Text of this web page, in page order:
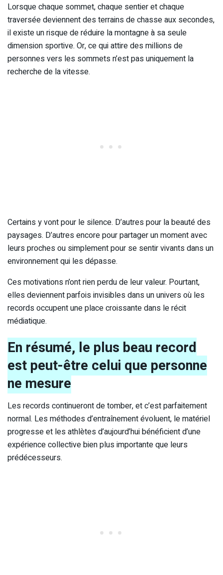
Lorsque chaque sommet, chaque sentier et chaque
traversée deviennent des terrains de chasse aux secondes,
il existe un risque de réduire la montagne à sa seule
dimension sportive. Or, ce qui attire des millions de
personnes vers les sommets n’est pas uniquement la
recherche de la vitesse.
Certains y vont pour le silence. D’autres pour la beauté des
paysages. D’autres encore pour partager un moment avec
leurs proches ou simplement pour se sentir vivants dans un
environnement qui les dépasse.
Ces motivations n’ont rien perdu de leur valeur. Pourtant,
elles deviennent parfois invisibles dans un univers où les
records occupent une place croissante dans le récit
médiatique.
En résumé, le plus beau record
est peut-être celui que personne
ne mesure
Les records continueront de tomber, et c’est parfaitement
normal. Les méthodes d’entraînement évoluent, le matériel
progresse et les athlètes d’aujourd’hui bénéficient d’une
expérience collective bien plus importante que leurs
prédécesseurs.